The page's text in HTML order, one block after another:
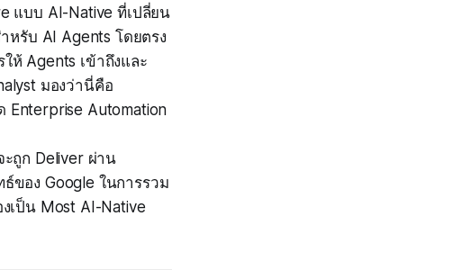
แบบ AI-Native ที่เปลี่ยน
หรับ AI Agents โดยตรง
ให้ Agents เข้าถึงและ
มองว่านี่คือ
Enterprise Automation
ถูก Deliver ผ่าน
ของ Google ในการรวม
เป็น Most AI-Native